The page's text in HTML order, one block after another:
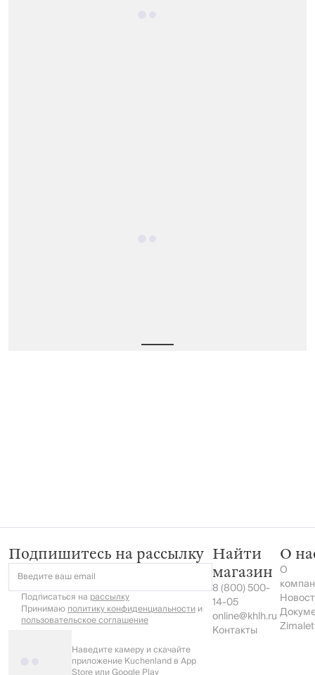
Подпишитесь на рассылку
Введите ваш email
Подписаться на рассылку
Принимаюполитику конфиденциальностии
пользовательское соглашение
Наведите камеру и скачайте
приложение Kuchenland в App
Найти
магазин
8 (800) 500-
14-05
online@khlh.ru
Контакты
О
О